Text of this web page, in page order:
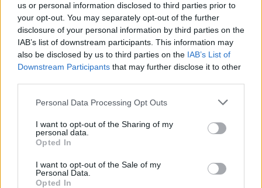
us or personal information disclosed to third parties prior to
your opt-out. You may separately opt-out of the further
disclosure of your personal information by third parties on the
IAB’s list of downstream participants. This information may
also be disclosed by us to third parties on the IAB’s List of
Downstream Participants that may further disclose it to other
Please note that this website/app uses one or more Google
not limited to your visit or usage behaviour. You may click to
grant or deny consent to Google and its third-party tags to
use your data for below specified purposes in below Google
consent section.
Personal Data Processing Opt Outs
I want to opt-out of the Sharing of my
personal data.
Opted In
I want to opt-out of the Sale of my
Personal Data.
Opted In
Une certitude : Zlatan Ibrahimovic ne disputera pas le
C’est donc sans lui que le PSG tentera de conserver ses
deux buts d’avance et ainsi de se qualifier pour le dernier
carré de la Ligue des champions.